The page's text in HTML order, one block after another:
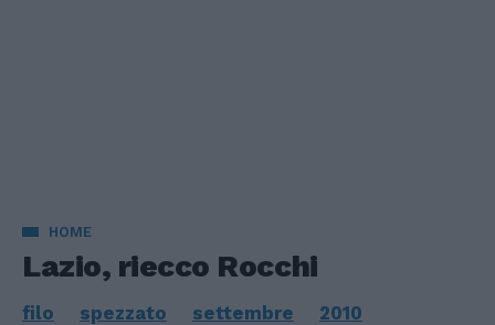
HOME
Lazio, riecco Rocchi
filo spezzato settembre 2010